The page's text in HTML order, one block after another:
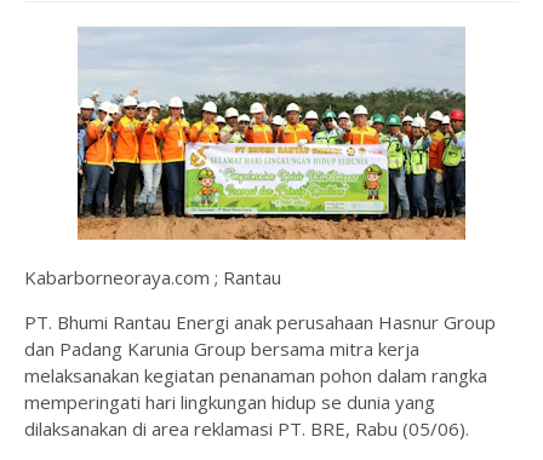
Kabarborneoraya.com ; Rantau
PT. Bhumi Rantau Energi anak perusahaan Hasnur Group
dan Padang Karunia Group bersama mitra kerja
melaksanakan kegiatan penanaman pohon dalam rangka
memperingati hari lingkungan hidup se dunia yang
dilaksanakan di area reklamasi PT. BRE, Rabu (05/06).